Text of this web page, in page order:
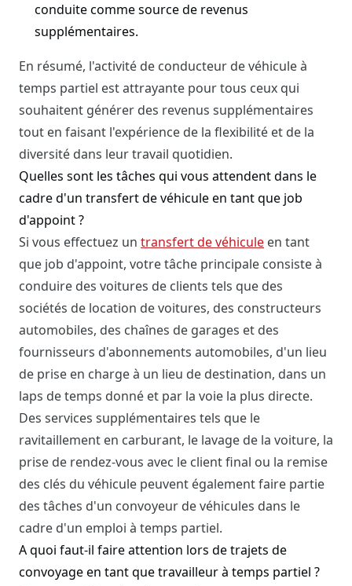
conduite comme source de revenus
supplémentaires.
En résumé, l'activité de conducteur de véhicule à
temps partiel est attrayante pour tous ceux qui
souhaitent générer des revenus supplémentaires
tout en faisant l'expérience de la flexibilité et de la
diversité dans leur travail quotidien.
Quelles sont les tâches qui vous attendent dans le
cadre d'un transfert de véhicule en tant que job
d'appoint ?
Si vous effectuez un transfert de véhicule en tant
que job d'appoint, votre tâche principale consiste à
conduire des voitures de clients tels que des
sociétés de location de voitures, des constructeurs
automobiles, des chaînes de garages et des
fournisseurs d'abonnements automobiles, d'un lieu
de prise en charge à un lieu de destination, dans un
laps de temps donné et par la voie la plus directe.
Des services supplémentaires tels que le
ravitaillement en carburant, le lavage de la voiture, la
prise de rendez-vous avec le client final ou la remise
des clés du véhicule peuvent également faire partie
des tâches d'un convoyeur de véhicules dans le
cadre d'un emploi à temps partiel.
A quoi faut-il faire attention lors de trajets de
convoyage en tant que travailleur à temps partiel ?